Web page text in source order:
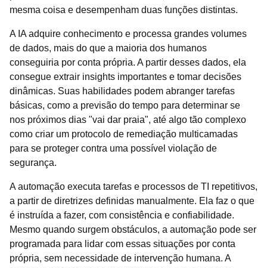
mesma coisa e desempenham duas funções distintas.
A IA adquire conhecimento e processa grandes volumes
de dados, mais do que a maioria dos humanos
conseguiria por conta própria. A partir desses dados, ela
consegue extrair insights importantes e tomar decisões
dinâmicas. Suas habilidades podem abranger tarefas
básicas, como a previsão do tempo para determinar se
nos próximos dias "vai dar praia", até algo tão complexo
como criar um protocolo de remediação multicamadas
para se proteger contra uma possível violação de
segurança.
A automação executa tarefas e processos de TI repetitivos,
a partir de diretrizes definidas manualmente. Ela faz o que
é instruída a fazer, com consistência e confiabilidade.
Mesmo quando surgem obstáculos, a automação pode ser
programada para lidar com essas situações por conta
própria, sem necessidade de intervenção humana. A